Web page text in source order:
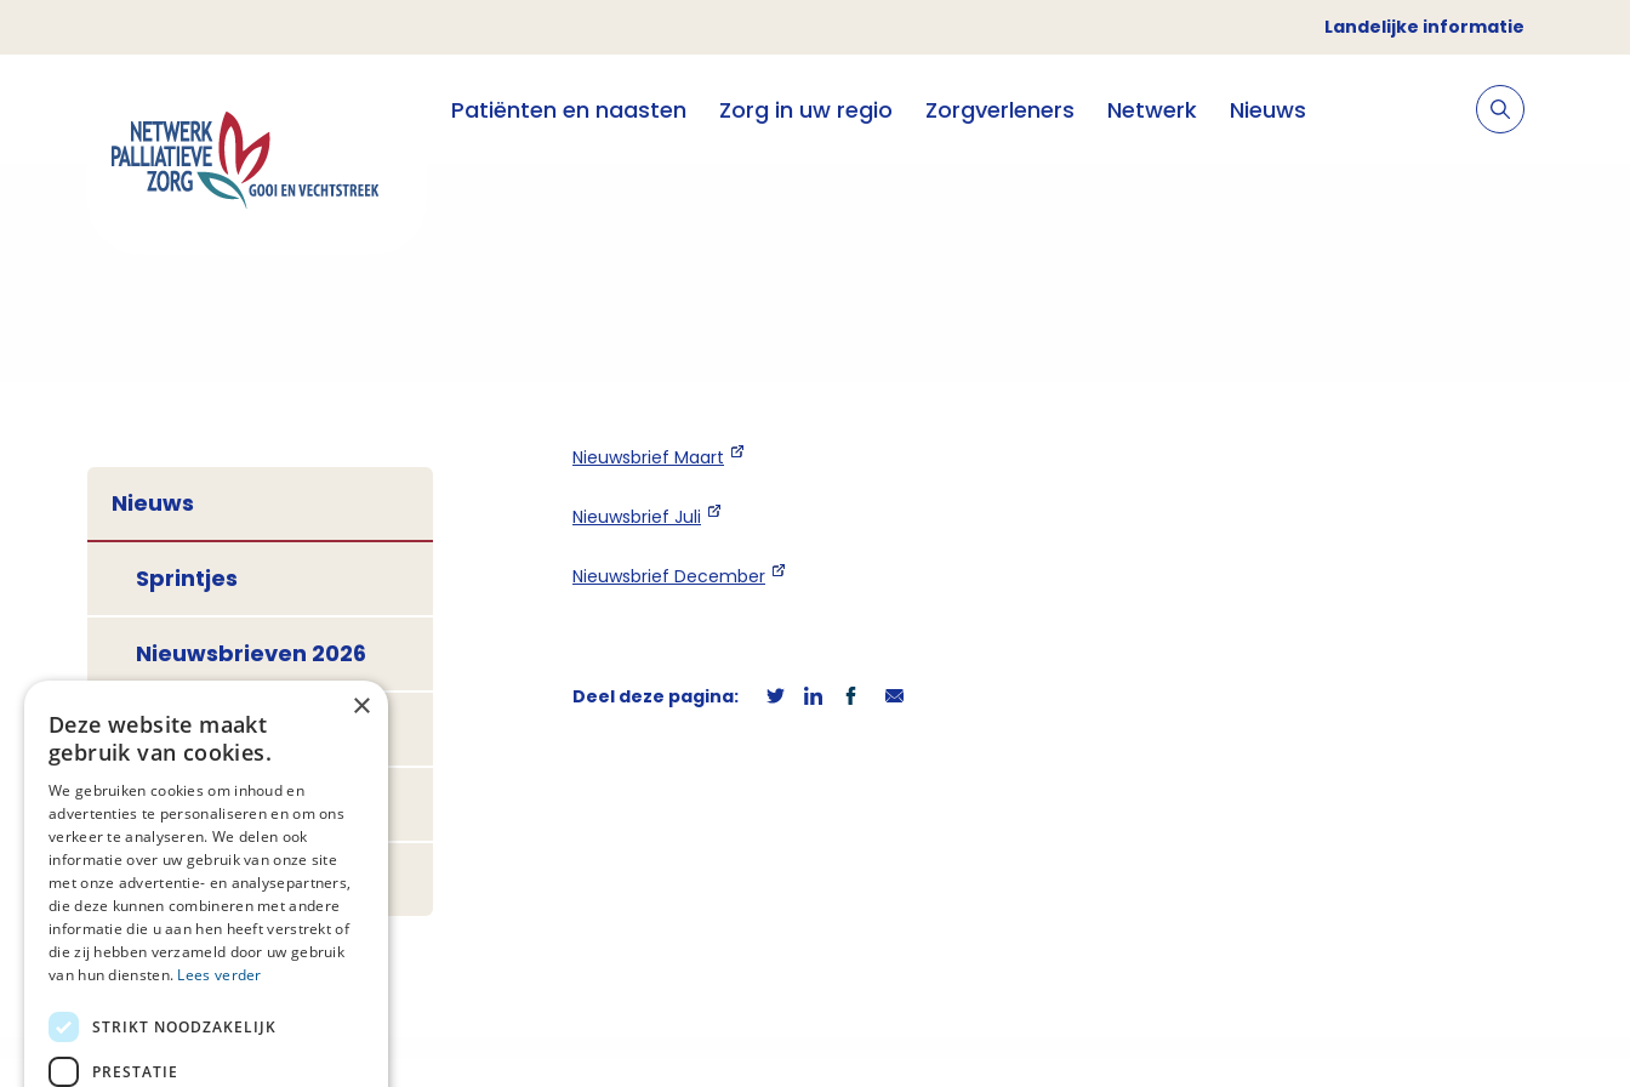
Landelijke informatie
Patiënten en naasten Zorg in uw regio Zorgverleners Netwerk Nieuws
Nieuws
Sprintjes
Nieuwsbrieven 2026
Nieuwsbrieven 2025
Nieuwsbrieven 2024
Nieuwsbrieven 2023
Nieuwsbrief Maart
Nieuwsbrief Juli
Nieuwsbrief December
Deel deze pagina:
×
Deze website maakt
gebruik van cookies.
We gebruiken cookies om inhoud en
advertenties te personaliseren en om ons
verkeer te analyseren. We delen ook
informatie over uw gebruik van onze site
met onze advertentie- en analysepartners,
die deze kunnen combineren met andere
informatie die u aan hen heeft verstrekt of
die zij hebben verzameld door uw gebruik
van hun diensten. Lees verder
STRIKT NOODZAKELIJK
PRESTATIE